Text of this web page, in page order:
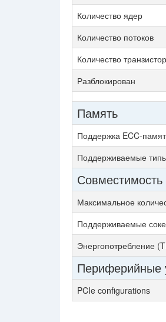
Количество ядер
Количество потоков
Количество
Разблокирован
Память
Поддержка ECC-
Поддерживаемые
Совместимость
Максимальное
Поддерживаемые
Энергопотребление
Периферийные
PCIe configurations